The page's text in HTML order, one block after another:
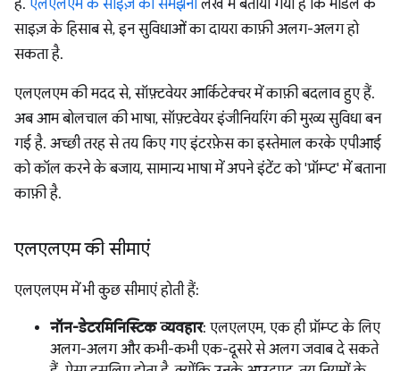
हैं. एलएलएम के साइज़ को समझना लेख में बताया गया है कि मॉडल के
साइज़ के हिसाब से, इन सुविधाओं का दायरा काफ़ी अलग-अलग हो
सकता है.
एलएलएम की मदद से, सॉफ़्टवेयर आर्किटेक्चर में काफ़ी बदलाव हुए हैं.
अब आम बोलचाल की भाषा, सॉफ़्टवेयर इंजीनियरिंग की मुख्य सुविधा बन
गई है. अच्छी तरह से तय किए गए इंटरफ़ेस का इस्तेमाल करके एपीआई
को कॉल करने के बजाय, सामान्य भाषा में अपने इंटेंट को 'प्रॉम्प्ट' में बताना
काफ़ी है.
एलएलएम की सीमाएं
एलएलएम में भी कुछ सीमाएं होती हैं:
नॉन-डेटरमिनिस्टिक व्यवहार: एलएलएम, एक ही प्रॉम्प्ट के लिए
अलग-अलग और कभी-कभी एक-दूसरे से अलग जवाब दे सकते